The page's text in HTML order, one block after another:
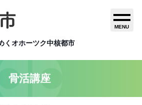
くオホーツク中核都市
MENU
骨活講座